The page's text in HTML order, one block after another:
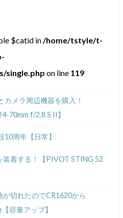
$catid in /home/tstyle/t-
single.php on line 119
カメラ周辺機器を購入！
70mm f/2.8 S II】
10周年【日常】
装着する！【PIVOT STING 52
が切れたのでCR1620から
容量アップ】